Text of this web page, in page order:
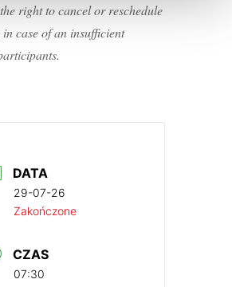
right to cancel or reschedule
case of an insufficient
DATA
29-07-26
Zakończone
CZAS
07:30